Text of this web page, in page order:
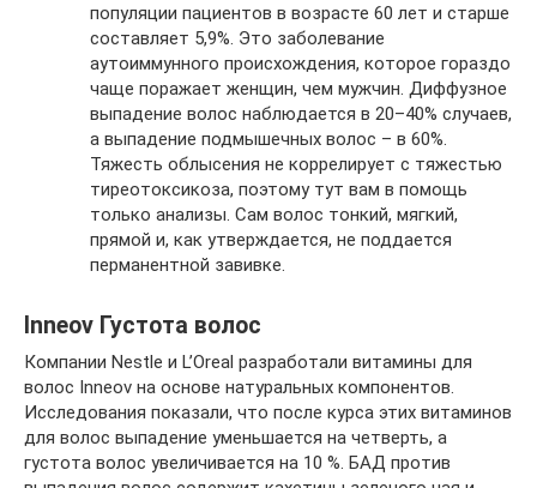
популяции пациентов в возрасте 60 лет и старше
составляет 5,9%. Это заболевание
аутоиммунного происхождения, которое гораздо
чаще поражает женщин, чем мужчин. Диффузное
выпадение волос наблюдается в 20–40% случаев,
а выпадение подмышечных волос – в 60%.
Тяжесть облысения не коррелирует с тяжестью
тиреотоксикоза, поэтому тут вам в помощь
только анализы. Сам волос тонкий, мягкий,
прямой и, как утверждается, не поддается
перманентной завивке.
Inneov Густота волос
Компании Nestle и L’Oreal разработали витамины для
волос Inneov на основе натуральных компонентов.
Исследования показали, что после курса этих витаминов
для волос выпадение уменьшается на четверть, а
густота волос увеличивается на 10 %. БАД против